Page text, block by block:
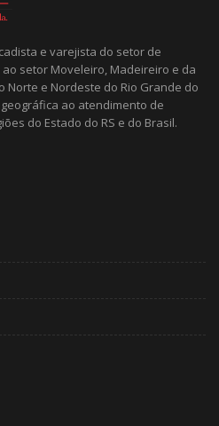
e varejista do setor de
setor Moveleiro, Madeireiro e da
Norte e Nordeste do Rio Grande do
ao atendimento de
do Estado do RS e do Brasil.